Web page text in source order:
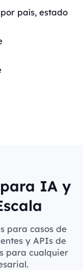
país, estado
IA y
para casos de
y APIs de
para cualquier